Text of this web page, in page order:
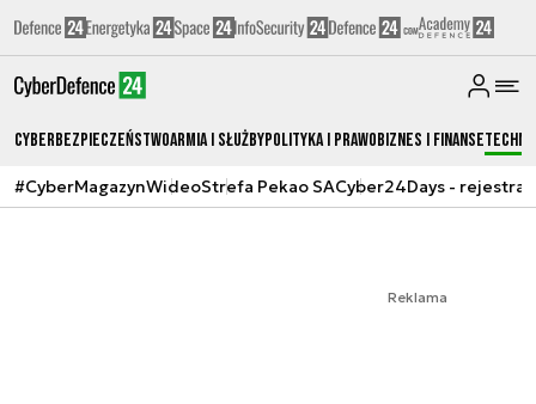
CyberbezpieczeństwoArmia i SłużbyPolityka i prawoBiznes i Finanse
#CyberMagazynWideoStrefa Pekao SACyber24Days -
Reklama